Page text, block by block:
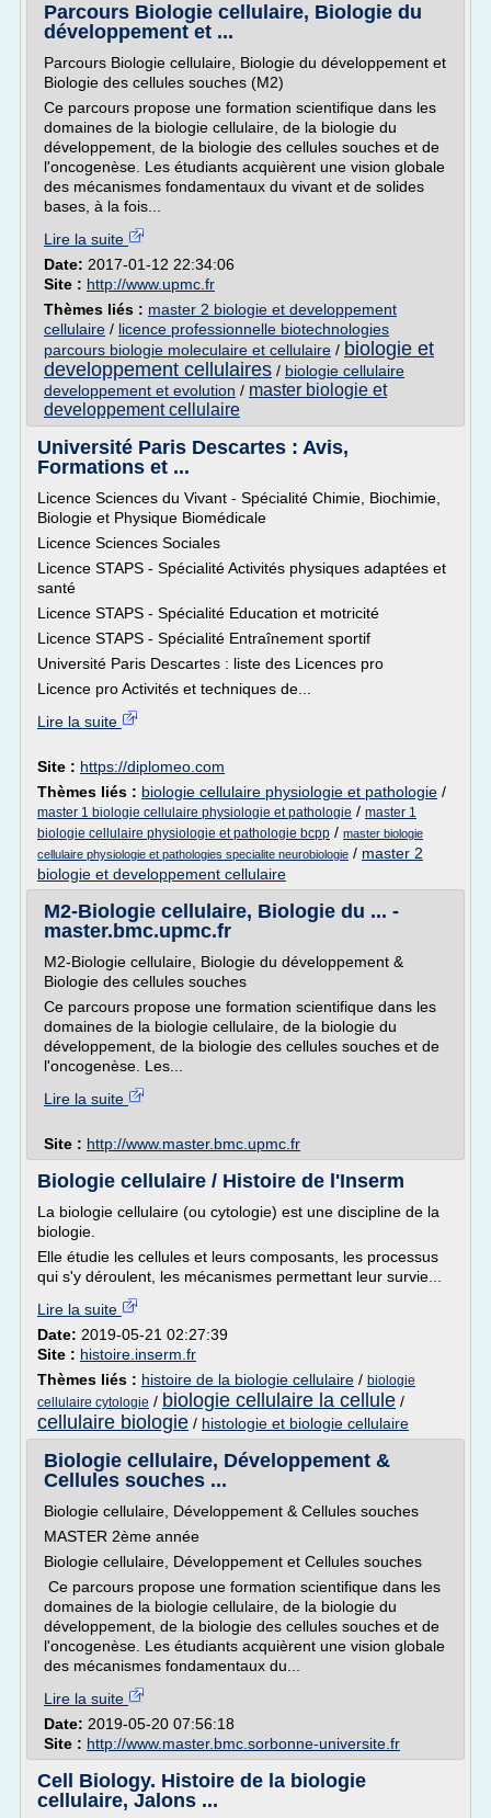
Parcours Biologie cellulaire, Biologie du
développement et ...
Parcours Biologie cellulaire, Biologie du développement et
Biologie des cellules souches (M2)
Ce parcours propose une formation scientifique dans les
domaines de la biologie cellulaire, de la biologie du
développement, de la biologie des cellules souches et de
l'oncogenèse. Les étudiants acquièrent une vision globale
des mécanismes fondamentaux du vivant et de solides
bases, à la fois...
Lire la suite
Date: 2017-01-12 22:34:06
Site : http://www.upmc.fr
Thèmes liés : master 2 biologie et developpement
cellulaire / licence professionnelle biotechnologies
parcours biologie moleculaire et cellulaire / biologie et
developpement cellulaires / biologie cellulaire
developpement et evolution / master biologie et
developpement cellulaire
Université Paris Descartes : Avis,
Formations et ...
Licence Sciences du Vivant - Spécialité Chimie, Biochimie,
Biologie et Physique Biomédicale
Licence Sciences Sociales
Licence STAPS - Spécialité Activités physiques adaptées et
santé
Licence STAPS - Spécialité Education et motricité
Licence STAPS - Spécialité Entraînement sportif
Université Paris Descartes : liste des Licences pro
Licence pro Activités et techniques de...
Lire la suite
Site : https://diplomeo.com
Thèmes liés : biologie cellulaire physiologie et pathologie /
master 1 biologie cellulaire physiologie et pathologie / master 1
biologie cellulaire physiologie et pathologie bcpp / master biologie
cellulaire physiologie et pathologies specialite neurobiologie / master 2
biologie et developpement cellulaire
M2-Biologie cellulaire, Biologie du ... -
master.bmc.upmc.fr
M2-Biologie cellulaire, Biologie du développement &
Biologie des cellules souches
Ce parcours propose une formation scientifique dans les
domaines de la biologie cellulaire, de la biologie du
développement, de la biologie des cellules souches et de
l'oncogenèse. Les...
Lire la suite
Site : http://www.master.bmc.upmc.fr
Biologie cellulaire / Histoire de l'Inserm
La biologie cellulaire (ou cytologie) est une discipline de la
biologie.
Elle étudie les cellules et leurs composants, les processus
qui s'y déroulent, les mécanismes permettant leur survie...
Lire la suite
Date: 2019-05-21 02:27:39
Site : histoire.inserm.fr
Thèmes liés : histoire de la biologie cellulaire / biologie
cellulaire cytologie / biologie cellulaire la cellule /
cellulaire biologie / histologie et biologie cellulaire
Biologie cellulaire, Développement &
Cellules souches ...
Biologie cellulaire, Développement & Cellules souches
MASTER 2ème année
Biologie cellulaire, Développement et Cellules souches
Ce parcours propose une formation scientifique dans les
domaines de la biologie cellulaire, de la biologie du
développement, de la biologie des cellules souches et de
l'oncogenèse. Les étudiants acquièrent une vision globale
des mécanismes fondamentaux du...
Lire la suite
Date: 2019-05-20 07:56:18
Site : http://www.master.bmc.sorbonne-universite.fr
Cell Biology. Histoire de la biologie
cellulaire, Jalons ...